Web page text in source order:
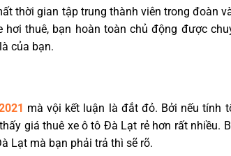
thời gian tập trung thành viên trong đoàn
thuê, bạn hoàn toàn chủ động được
của bạn.
mà vội kết luận là đắt đỏ. Bởi nếu tính
giá thuê xe ô tô Đà Lạt rẻ hơn rất nhiều.
Lạt mà bạn phải trả thì sẽ rõ.